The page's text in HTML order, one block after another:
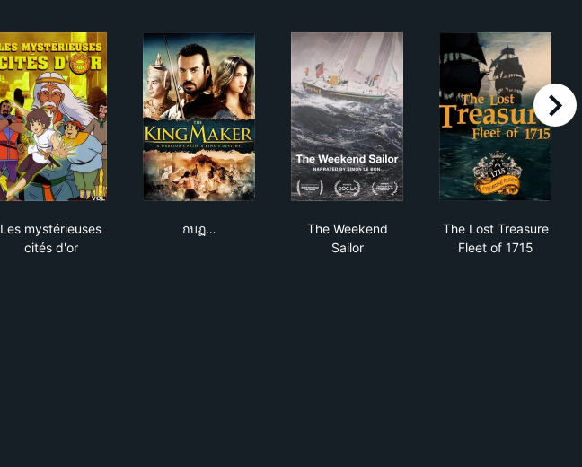
Les mystérieuses
cités d'or
กบฏ…
The Weekend
Sailor
The Lost Treasure
Fleet of 1715
right